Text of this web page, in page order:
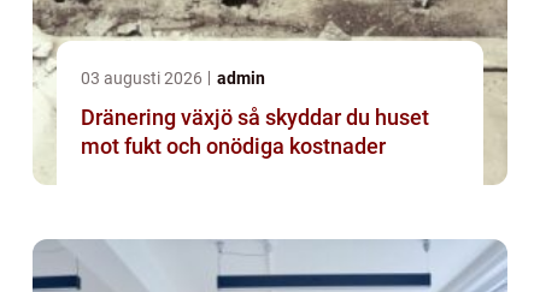
03 augusti 2026 admin
Dränering växjö så skyddar du huset
mot fukt och onödiga kostnader